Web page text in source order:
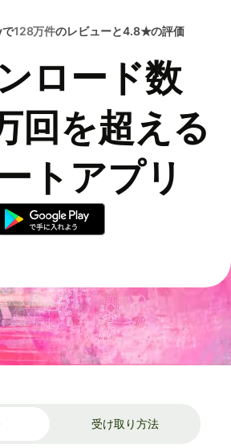
128万件のレビューと4.8★の評価
ロード数
回を超える
トアプリ
受け取り方法